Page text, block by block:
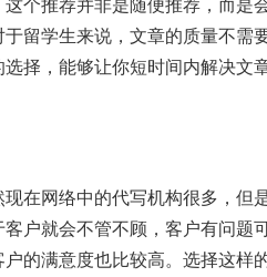
留学生来说，文章的质量不需
择，能够让你短时间内解决文
在网络中的代写机构很多，但
户就会不管不顾，客户有问题
的满意度也比较高。选择这样